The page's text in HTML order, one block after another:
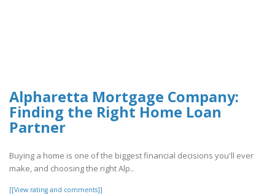
Alpharetta Mortgage Company:
Finding the Right Home Loan
Partner
Buying a home is one of the biggest financial decisions you'll ever
make, and choosing the right Alp..
[[View rating and comments]]